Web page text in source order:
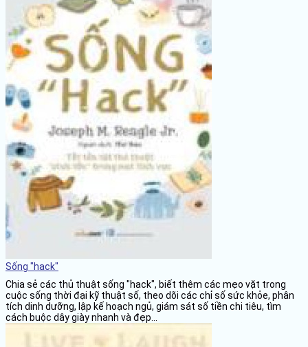
Sống "hack"
Chia sẻ các thủ thuật sống "hack", biết thêm các mẹo vặt trong
cuộc sống thời đại kỹ thuật số, theo dõi các chỉ số sức khỏe, phân
tích dinh dưỡng, lập kế hoạch ngủ, giám sát số tiền chi tiêu, tìm
cách buộc dây giày nhanh và đẹp...